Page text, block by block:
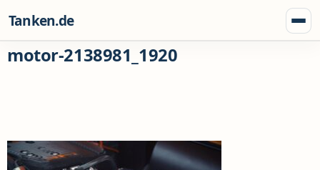
Tanken.de
motor-2138981_1920